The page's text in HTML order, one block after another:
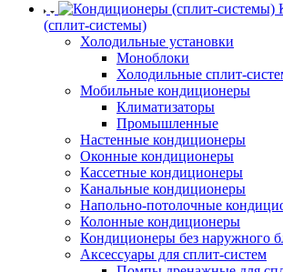
(сплит-системы)
Холодильные установки
Моноблоки
Холодильные сплит-
Мобильные кондиционеры
Климатизаторы
Промышленные
Настенные кондиционеры
Оконные кондиционеры
Кассетные кондиционеры
Канальные кондиционеры
Напольно-потолочные
Колонные кондиционеры
Кондиционеры без наружного
Аксессуары для сплит-систем